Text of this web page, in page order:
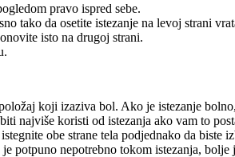
pravo ispred sebe.
tako da osetite istezanje na levoj strani
isto na drugoj strani.
koji izaziva bol. Ako je istezanje
najviše koristi od istezanja ako vam to
obe strane tela podjednako da biste
potpuno nepotrebno tokom istezanja,